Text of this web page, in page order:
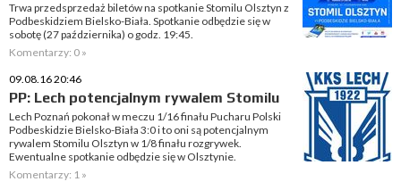
Trwa przedsprzedaż biletów na spotkanie Stomilu Olsztyn z
Podbeskidziem Bielsko-Biała. Spotkanie odbędzie się w
sobotę (27 października) o godz. 19:45.
Komentarzy: 0 »
09.08.16 20:46
PP: Lech potencjalnym rywalem Stomilu
Lech Poznań pokonał w meczu 1/16 finału Pucharu Polski
Podbeskidzie Bielsko-Biała 3:0 i to oni są potencjalnym
rywalem Stomilu Olsztyn w 1/8 finału rozgrywek.
Ewentualne spotkanie odbędzie się w Olsztynie.
Komentarzy: 1 »